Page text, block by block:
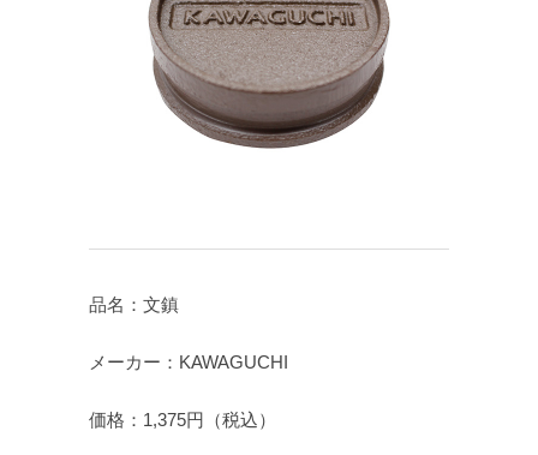
品名：文鎮
メーカー：KAWAGUCHI
価格：1,375円（税込）